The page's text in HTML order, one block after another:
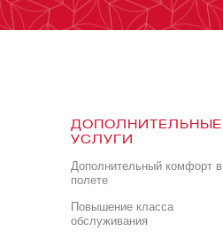
ДОПОЛНИТЕЛЬНЫЕ
УСЛУГИ
Дополнительный комфорт в
полете
Повышение класса
обслуживания